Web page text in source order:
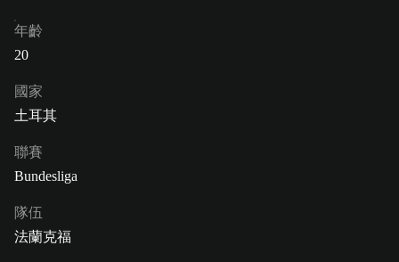
年齡
20
國家
土耳其
聯賽
Bundesliga
隊伍
法蘭克福